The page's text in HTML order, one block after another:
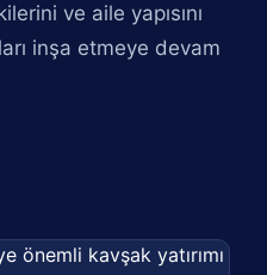
ve aile yapısını
inşa etmeye devam